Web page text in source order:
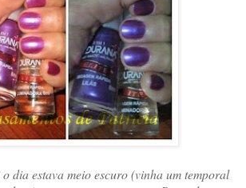
dia estava meio escuro (vinha um temporal